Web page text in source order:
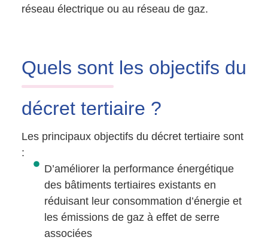
réseau électrique ou au réseau de gaz.
Quels sont les objectifs du
décret tertiaire ?
Les principaux objectifs du décret tertiaire sont
:
D’améliorer la performance énergétique
des bâtiments tertiaires existants en
réduisant leur consommation d’énergie et
les émissions de gaz à effet de serre
associées